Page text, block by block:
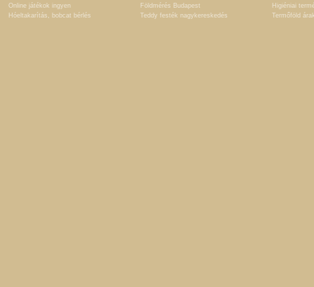
Online játékok ingyen
Földmérés Budapest
Higiéniai
Hóeltakarítás, bobcat bérlés
Teddy festék nagykereskedés Termőföld